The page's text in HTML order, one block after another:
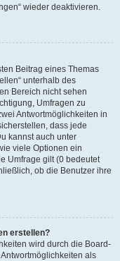
wieder deaktivieren.
Beitrag eines Themas
unterhalb des
Bereich nicht sehen
Umfragen zu
Antwortmöglichkeiten in
dass jede
kannst auch unter
viele Optionen ein
Umfrage gilt (0 bedeutet
ob die Benutzer ihre
erstellen?
wird durch die Board-
als